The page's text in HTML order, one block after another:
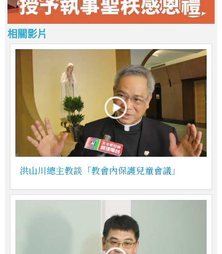
相關影片
洪山川總主教談「教會內保護兒童會議」